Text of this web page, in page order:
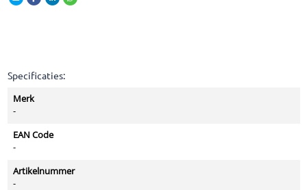
Specificaties:
Merk
-
EAN Code
-
Artikelnummer
-